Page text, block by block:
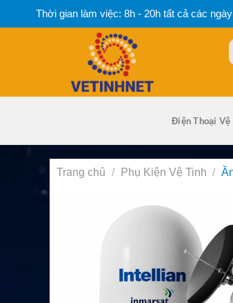
Thời gian làm việc: 8h - 20h tất cả các
Điện Thoại Vệ
Trang chủ / Phụ Kiện Vệ Tinh /